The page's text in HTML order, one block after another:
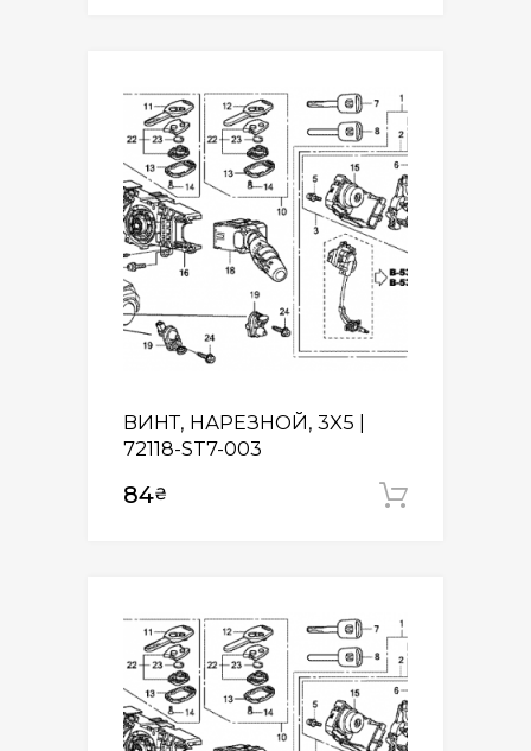
ВИНТ, НАРЕЗНОЙ, 3X5 |
72118-ST7-003
84₴